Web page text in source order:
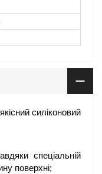
силіконовий
спеціальній
поверхні;